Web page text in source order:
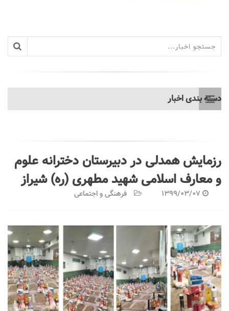
دسته بندی اخبار
رزمایش همدلی در دبیرستان دخترانه علوم
و معارف اسلامی شهید مطهری (ره) شیراز
1399/03/07 فرهنگی و اجتماعی